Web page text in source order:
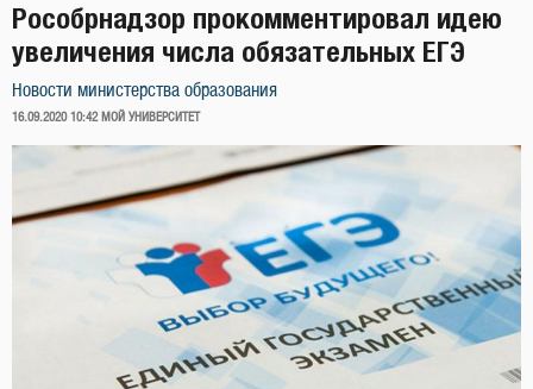
Рособрнадзор прокомментировал идею
увеличения числа обязательных ЕГЭ
Новости министерства образования
ОПУБЛИКОВАНО
16.09.2020 10:42 МОЙ УНИВЕРСИТЕТ